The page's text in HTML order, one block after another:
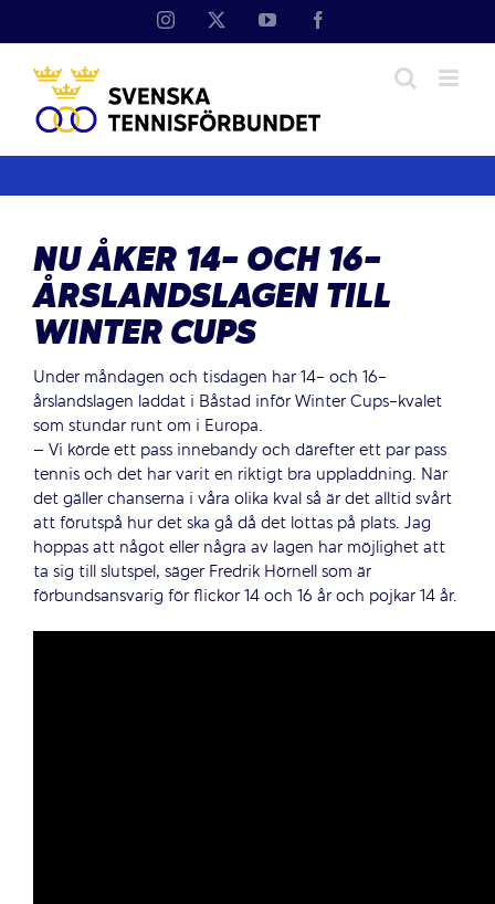
Instagram YouTube
NU ÅKER 14- OCH 16-
ÅRSLANDSLAGEN TILL
WINTER CUPS
Under måndagen och tisdagen har 14- och 16-
årslandslagen laddat i Båstad inför Winter Cups-kvalet
som stundar runt om i Europa.
– Vi körde ett pass innebandy och därefter ett par pass
tennis och det har varit en riktigt bra uppladdning. När
det gäller chanserna i våra olika kval så är det alltid svårt
att förutspå hur det ska gå då det lottas på plats. Jag
hoppas att något eller några av lagen har möjlighet att
ta sig till slutspel, säger Fredrik Hörnell som är
förbundsansvarig för flickor 14 och 16 år och pojkar 14 år.